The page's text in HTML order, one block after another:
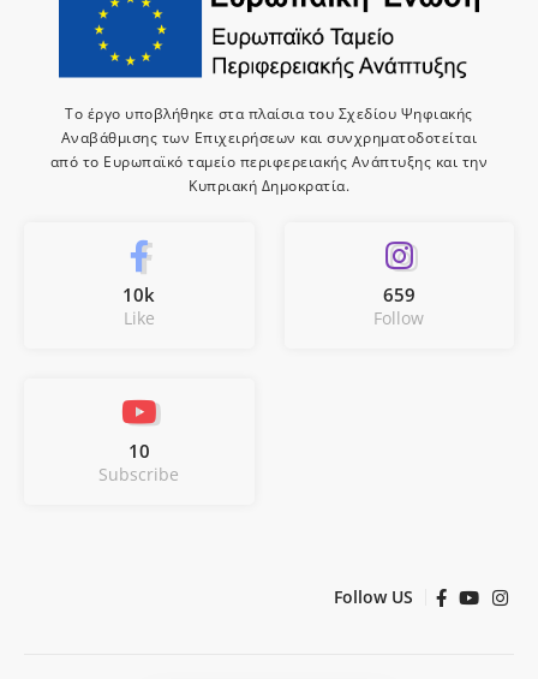
Το έργο υποβλήθηκε στα πλαίσια του Σχεδίου Ψηφιακής
Αναβάθμισης των Επιχειρήσεων και συνχρηματοδοτείται
από το Ευρωπαϊκό ταμείο περιφερειακής Ανάπτυξης και την
Κυπριακή Δημοκρατία.
10k
Like
659
Follow
10
Subscribe
Follow US